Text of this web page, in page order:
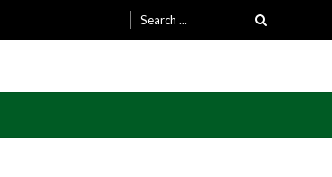
Search
for: